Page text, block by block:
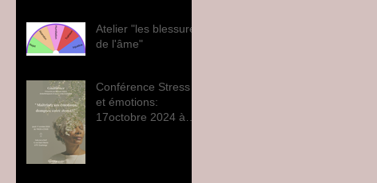
Atelier "les blessures
de l'âme"
Conférence Stress
et émotions:
17octobre 2024 à